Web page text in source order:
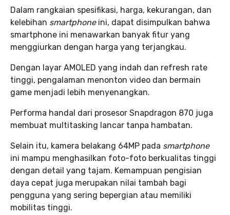
Dalam rangkaian spesifikasi, harga, kekurangan, dan
kelebihan smartphoneini, dapat disimpulkan bahwa
smartphone ini menawarkan banyak fitur yang
menggiurkan dengan harga yang terjangkau.
Dengan layar AMOLED yang indah dan refresh rate
tinggi, pengalaman menonton video dan bermain
game menjadi lebih menyenangkan.
Performa handal dari prosesor Snapdragon 870 juga
membuat multitasking lancar tanpa hambatan.
Selain itu, kamera belakang 64MP pada smartphone
ini mampu menghasilkan foto-foto berkualitas tinggi
dengan detail yang tajam. Kemampuan pengisian
daya cepat juga merupakan nilai tambah bagi
pengguna yang sering bepergian atau memiliki
mobilitas tinggi.